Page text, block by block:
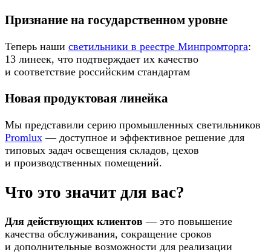
Признание на государственном уровне
Теперь наши светильники в реестре Минпромторга:
13 линеек, что подтверждает их качество
и соответствие российским стандартам
Новая продуктовая линейка
Мы представили серию промышленных светильников
Promlux — доступное и эффективное решение для
типовых задач освещения складов, цехов
и производственных помещений.
Что это значит для вас?
Для действующих клиентов — это повышение
качества обслуживания, сокращение сроков
и дополнительные возможности для реализации